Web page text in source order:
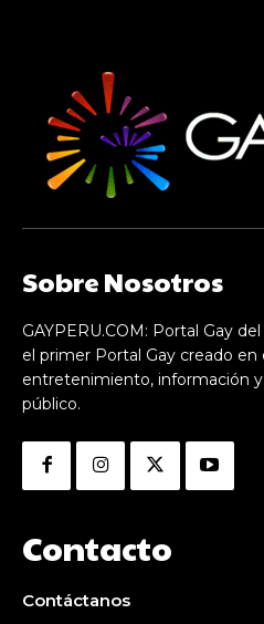
Sobre Nosotros
GAYPERU.COM: Portal Gay
el primer Portal Gay creado en
entretenimiento, información
público.
Contacto
Contáctanos